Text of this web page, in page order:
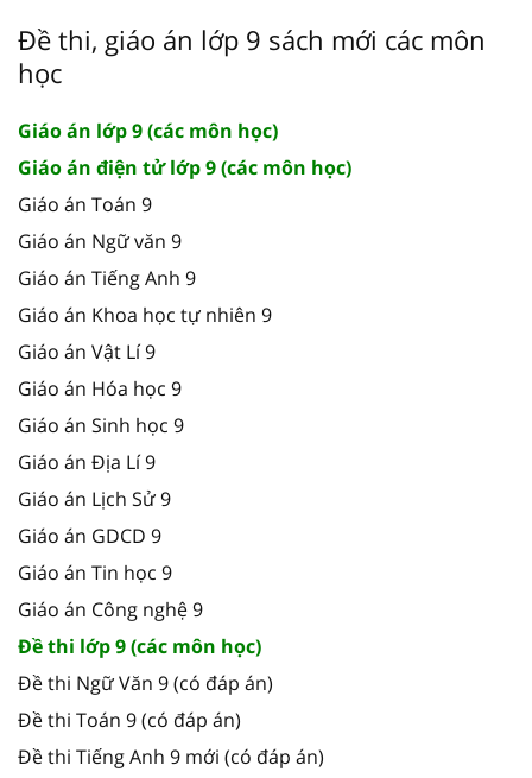
Đề thi, giáo án lớp 9 sách mới các môn
học
Giáo án lớp 9 (các môn học)
Giáo án điện tử lớp 9 (các môn học)
Giáo án Toán 9
Giáo án Ngữ văn 9
Giáo án Tiếng Anh 9
Giáo án Khoa học tự nhiên 9
Giáo án Vật Lí 9
Giáo án Hóa học 9
Giáo án Sinh học 9
Giáo án Địa Lí 9
Giáo án Lịch Sử 9
Giáo án GDCD 9
Giáo án Tin học 9
Giáo án Công nghệ 9
Đề thi lớp 9 (các môn học)
Đề thi Ngữ Văn 9 (có đáp án)
Đề thi Toán 9 (có đáp án)
Đề thi Tiếng Anh 9 mới (có đáp án)